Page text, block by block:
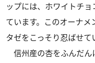
ップには、ホワイトチ
ています。このオーナ
タゼをこっそり忍ばせて
信州産の杏をふんだん